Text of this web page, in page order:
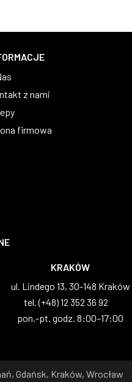
z nami
firmowa
KRAKÓW
ul. Lindego 13, 30-148 Kraków
tel. (+48) 12 352 36 92
pon.-pt. godz. 8:00–17:00
Gdańsk, Kraków, Wrocław